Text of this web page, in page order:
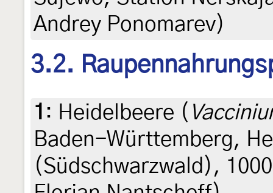
Andrey Ponomarev)
3.2.
1 : Heidelbeere (
Baden-Württemberg,
(Südschwarzwald),